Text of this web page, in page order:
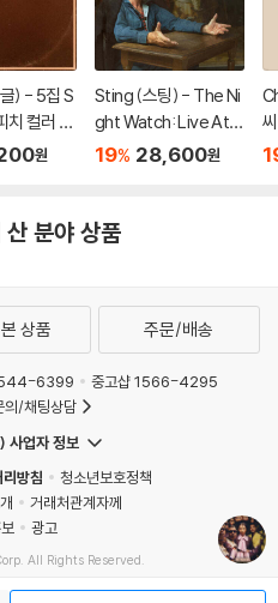
) - 5집 S
컬러 L
원
Sting (스팅) - The Ni
ght Watch: Live At T
he Rijksmuseum
19% 28,600원
분야 상품
상품 주문/배송
6399
중고샵 1566-4295
/채팅상담
사업자 정보
방침
청소년보호정책
거래처관계자께
광고
All Rights Reserved.